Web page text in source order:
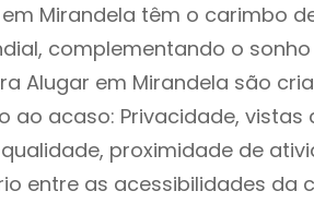
Mirandela têm o carimbo
complementando o
Alugar em Mirandela são
ao acaso: Privacidade, vistas
proximidade de
entre as acessibilidades da